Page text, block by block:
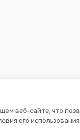
веб-сайте, что
его